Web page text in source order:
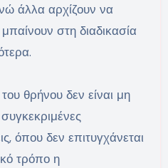
άλλα αρχίζουν να
στη διαδικασία
θρήνου δεν είναι μη
όπου δεν επιτυγχάνεται
τρόπο η